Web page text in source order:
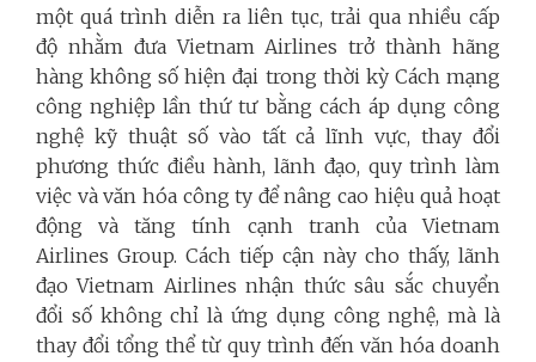
một quá trình diễn ra liên tục, trải qua nhiều cấp
độ nhằm đưa Vietnam Airlines trở thành hãng
hàng không số hiện đại trong thời kỳ Cách mạng
công nghiệp lần thứ tư bằng cách áp dụng công
nghệ kỹ thuật số vào tất cả lĩnh vực, thay đổi
phương thức điều hành, lãnh đạo, quy trình làm
việc và văn hóa công ty để nâng cao hiệu quả hoạt
động và tăng tính cạnh tranh của Vietnam
Airlines Group. Cách tiếp cận này cho thấy, lãnh
đạo Vietnam Airlines nhận thức sâu sắc chuyển
đổi số không chỉ là ứng dụng công nghệ, mà là
thay đổi tổng thể từ quy trình đến văn hóa doanh